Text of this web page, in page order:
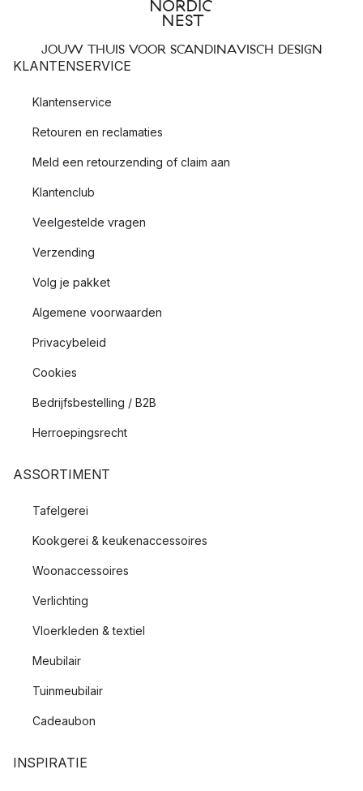
JOUW THUIS VOOR SCANDINAVISCH DESIGN
KLANTENSERVICE
Klantenservice
Retouren en reclamaties
Meld een retourzending of claim aan
Klantenclub
Veelgestelde vragen
Verzending
Volg je pakket
Algemene voorwaarden
Privacybeleid
Cookies
Bedrijfsbestelling / B2B
Herroepingsrecht
ASSORTIMENT
Tafelgerei
Kookgerei & keukenaccessoires
Woonaccessoires
Verlichting
Vloerkleden & textiel
Meubilair
Tuinmeubilair
Cadeaubon
INSPIRATIE